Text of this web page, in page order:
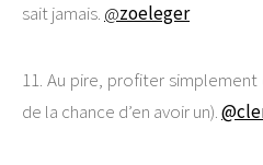
sait jamais. @zoeleger
11. Au pire, profiter
de la chance d’en avoir un).